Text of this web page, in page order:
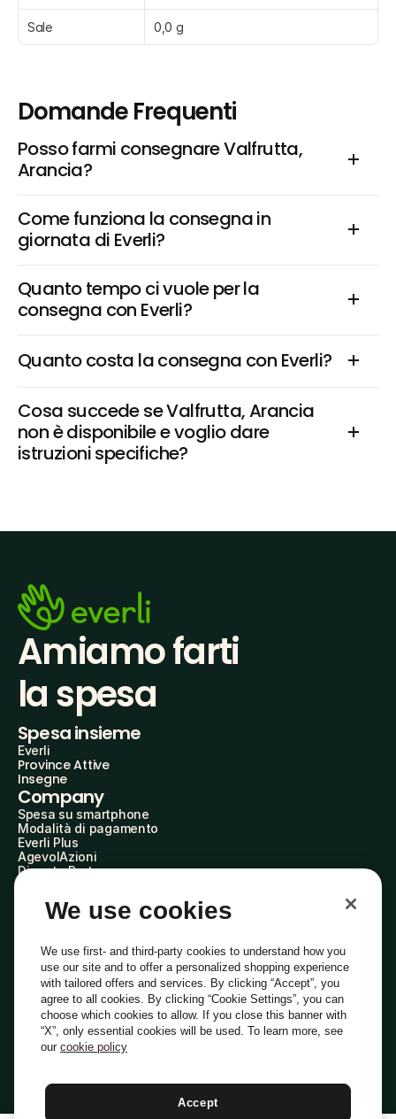
Sale 0,0 g
Domande Frequenti
Posso farmi consegnare Valfrutta,
Arancia?
Come funziona la consegna in
giornata di Everli?
Quanto tempo ci vuole per la
consegna con Everli?
Quanto costa la consegna con Everli?
Cosa succede se Valfrutta, Arancia
non è disponibile e voglio dare
istruzioni specifiche?
Amiamo farti
la spesa
Spesa insieme
Everli
Province Attive
Insegne
Company
Spesa su smartphone
Modalità di pagamento
Everli Plus
AgevolAzioni
Diventa Partner
Everli Shoppers
About Us
Everli News
Domande frequenti
Lavora con noi
Diventa Shopper
Investitori
PrivacyCookiePreferenze Cookie
Termini e CondizioniCodice Etico
Indirizzo PEC: everli@pec.it - indirizzo DPO: dpo@everli.com
Italiano
We use cookies
We use first- and third-party cookies to understand how you
use our site and to offer a personalized shopping experience
with tailored offers and services. By clicking “Accept”, you
agree to all cookies. By clicking “Cookie Settings”, you can
choose which cookies to allow. If you close this banner with
“X”, only essential cookies will be used. To learn more, see
our cookie policy
Accept